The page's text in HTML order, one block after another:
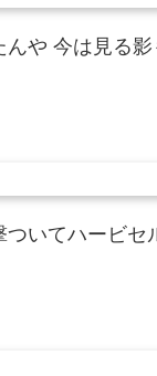
や 今は見る
いてハービセ